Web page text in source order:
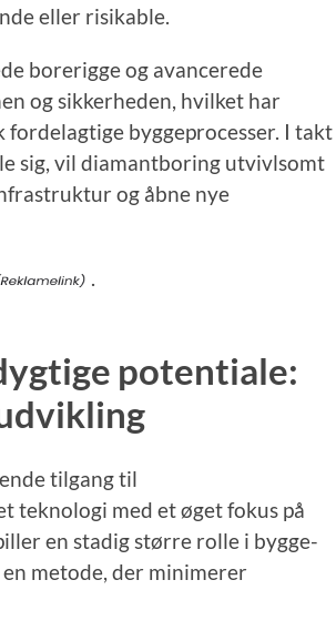
eller risikable.
borerigge og avancerede
og sikkerheden, hvilket har
byggeprocesser. I takt
sig, vil diamantboring utvivlsomt
og åbne nye
potentiale:
tilgang til
teknologi med et øget fokus på
en stadig større rolle i bygge-
metode, der minimerer